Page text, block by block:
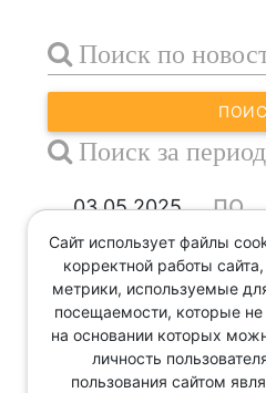
Поиск по
Поиск за период
по
Сайт использует файлы
корректной работы
метрики, используемые
посещаемости, которые
на основании которых
личность
пользования сайтом
Звоните
дни с 9:00
8 343 287